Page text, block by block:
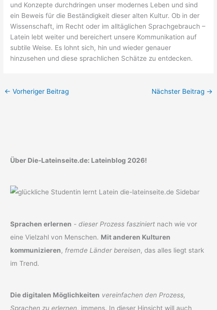
und Konzepte durchdringen unser modernes Leben und sind
ein Beweis für die Beständigkeit dieser alten Kultur. Ob in der
Wissenschaft, im Recht oder im alltäglichen Sprachgebrauch –
Latein lebt weiter und bereichert unsere Kommunikation auf
subtile Weise. Es lohnt sich, hin und wieder genauer
hinzusehen und diese sprachlichen Schätze zu entdecken.
← Vorheriger Beitrag Nächster Beitrag →
Über Die-Lateinseite.de: Lateinblog 2026!
Sprachen erlernen -dieser Prozess fasziniert nach wie vor
eine Vielzahl von Menschen. Mit anderen Kulturen
kommunizieren, fremde Länder bereisen, das alles liegt stark
im Trend.
Die digitalen Möglichkeiten vereinfachen den Prozess,
Sprachen zu erlernen, immens. In dieser Hinsicht will auch